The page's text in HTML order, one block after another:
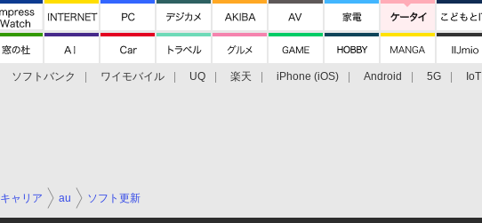
ソフトバンク ワイモバイル UQ 楽天 iPhone (iOS) Android 5G IoT
キャリア au ソフト更新